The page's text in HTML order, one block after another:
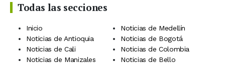
Todas las secciones
Inicio
Noticias de Medellín
Noticias de Antioquia
Noticias de Bogotá
Noticias de Cali
Noticias de Colombia
Noticias de Manizales
Noticias de Bello